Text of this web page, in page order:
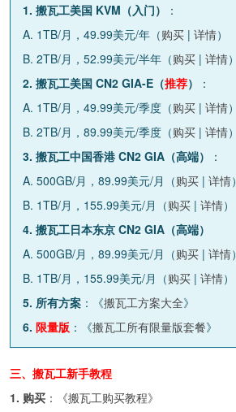
1. 搬瓦工美国 KVM（入门）
：
A. 1TB/月，49.99美元/年（购买 | 详情）
B. 2TB/月，52.99美元/半年（购买 | 详情）
2. 搬瓦工美国 CN2 GIA-E（推荐）
：
A. 1TB/月，49.99美元/季度（购买 | 详情）
B. 2TB/月，89.99美元/季度（购买 | 详情）
3. 搬瓦工中国香港 CN2 GIA（高端）
：
A. 500GB/月，89.99美元/月（购买 | 详情）
B. 1TB/月，155.99美元/月（购买 | 详情）
4. 搬瓦工日本东京 CN2 GIA（高端）
A. 500GB/月，89.99美元/月（购买 | 详情）
B. 1TB/月，155.99美元/月（购买 | 详情）
5. 所有方案 ：《搬瓦工方案大全》
6. 限量版 ：《搬瓦工所有限量版套餐》
三、搬瓦工新手教程
1. 购买 ：《搬瓦工购买教程》